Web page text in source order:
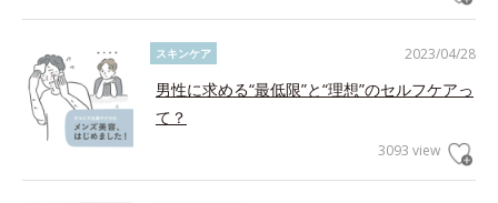
2023/04/28
スキンケア
男性に求める“最低限”と“理想”のセルフケアっ
て？
3093 view